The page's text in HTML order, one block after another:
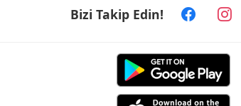
Bizi Takip Edin!